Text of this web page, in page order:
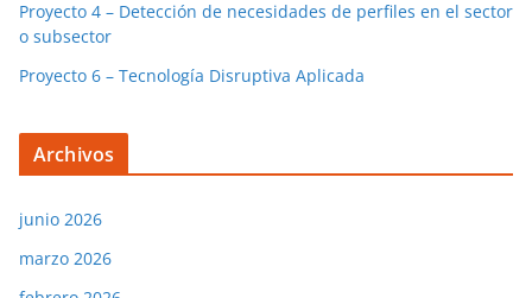
Proyecto 4 – Detección de necesidades de perfiles en el sector
o subsector
Proyecto 6 – Tecnología Disruptiva Aplicada
Archivos
junio 2026
marzo 2026